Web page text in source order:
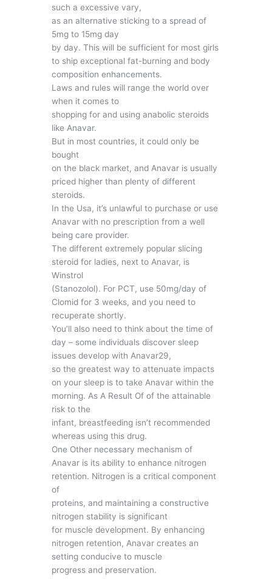
such a excessive vary,
as an alternative sticking to a spread of
5mg to 15mg day
by day. This will be sufficient for most girls
to ship exceptional fat-burning and body
composition enhancements.
Laws and rules will range the world over
when it comes to
shopping for and using anabolic steroids
like Anavar.
But in most countries, it could only be
bought
on the black market, and Anavar is usually
priced higher than plenty of different
steroids.
In the Usa, it’s unlawful to purchase or use
Anavar with no prescription from a well
being care provider.
The different extremely popular slicing
steroid for ladies, next to Anavar, is
Winstrol
(Stanozolol). For PCT, use 50mg/day of
Clomid for 3 weeks, and you need to
recuperate shortly.
You’ll also need to think about the time of
day – some individuals discover sleep
issues develop with Anavar29,
so the greatest way to attenuate impacts
on your sleep is to take Anavar within the
morning. As A Result Of of the attainable
risk to the
infant, breastfeeding isn’t recommended
whereas using this drug.
One Other necessary mechanism of
Anavar is its ability to enhance nitrogen
retention. Nitrogen is a critical component
of
proteins, and maintaining a constructive
nitrogen stability is significant
for muscle development. By enhancing
nitrogen retention, Anavar creates an
setting conducive to muscle
progress and preservation.